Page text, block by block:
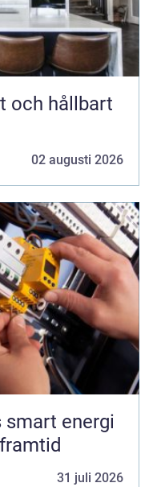
och hållbart
02 augusti 2026
31 juli 2026